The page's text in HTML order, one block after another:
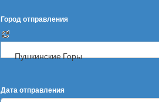
Город отправления
Пушкинские Горы
Дата отправления